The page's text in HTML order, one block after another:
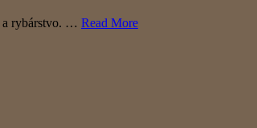
a rybárstvo. … Read More